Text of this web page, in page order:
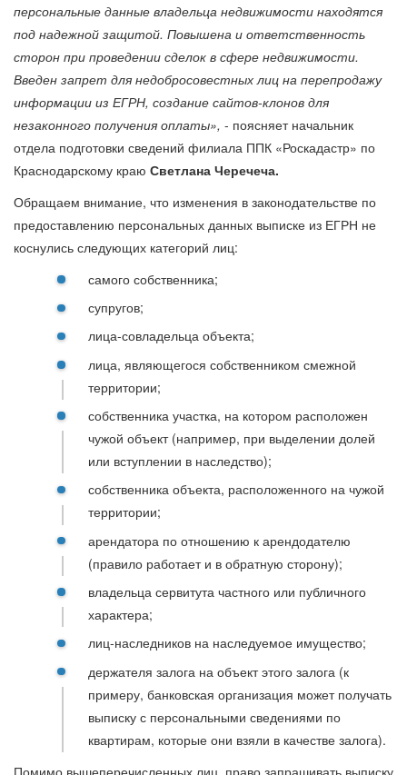
персональные данные владельца недвижимости находятся
под надежной защитой. Повышена и ответственность
сторон при проведении сделок в сфере недвижимости.
Введен запрет для недобросовестных лиц на перепродажу
информации из ЕГРН, создание сайтов-клонов для
незаконного получения оплаты», - поясняет начальник
отдела подготовки сведений филиала ППК «Роскадастр» по
Краснодарскому краю Светлана Черечеча.
Обращаем внимание, что изменения в законодательстве по
предоставлению персональных данных выписке из ЕГРН не
коснулись следующих категорий лиц:
самого собственника;
супругов;
лица-совладельца объекта;
лица, являющегося собственником смежной
территории;
собственника участка, на котором расположен
чужой объект (например, при выделении долей
или вступлении в наследство);
собственника объекта, расположенного на чужой
территории;
арендатора по отношению к арендодателю
(правило работает и в обратную сторону);
владельца сервитута частного или публичного
характера;
лиц-наследников на наследуемое имущество;
держателя залога на объект этого залога (к
примеру, банковская организация может получать
выписку с персональными сведениями по
квартирам, которые они взяли в качестве залога).
Помимо вышеперечисленных лиц, право запрашивать выписку